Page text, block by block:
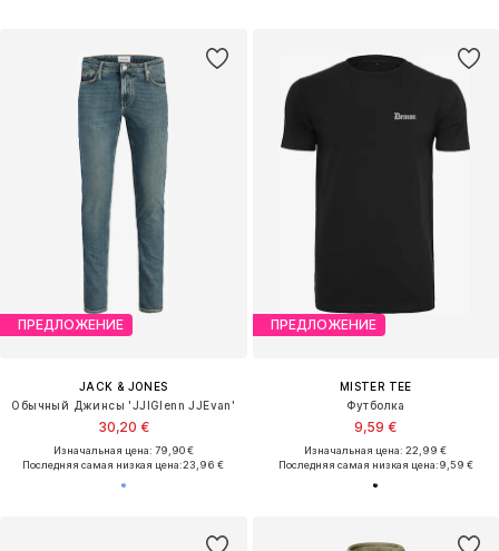
ПРЕДЛОЖЕНИЕ
JACK & JONES
Обычный Джинсы 'JJIGlenn JJEvan'
30,20 €
Изначальная цена: 79,90 €
Последняя самая низкая цена:23,96 €
ПРЕДЛОЖЕНИЕ
MISTER TEE
Футболка
9,59 €
Изначальная цена: 22,99 €
Последняя самая низкая цена:9,59 €